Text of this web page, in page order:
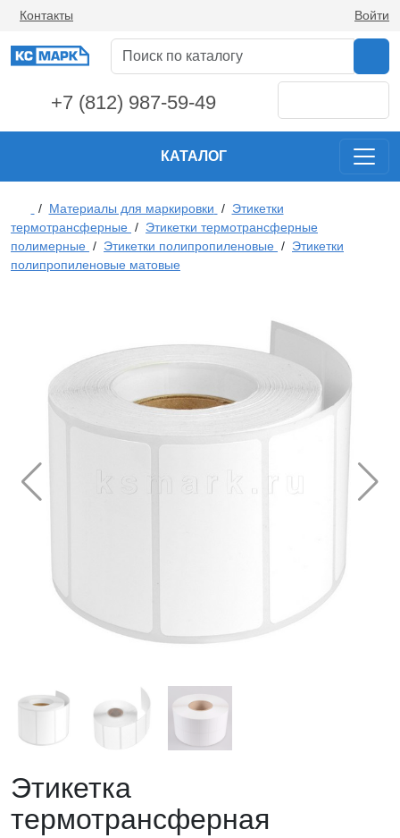
Контакты Войти
+7 (812) 987-59-49
КАТАЛОГ
/ Материалы для маркировки / Этикетки
термотрансферные / Этикетки термотрансферные
полимерные / Этикетки полипропиленовые / Этикетки
полипропиленовые матовые
Этикетка
термотрансферная